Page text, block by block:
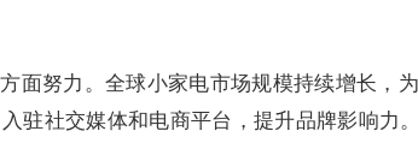
面努力。全球小家电市场规模持续增长，
驻社交媒体和电商平台，提升品牌影响力